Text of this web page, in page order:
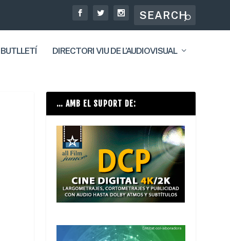
DIRECTORI VIU DE L’AUDIOVISUAL
… AMB EL SUPORT DE: